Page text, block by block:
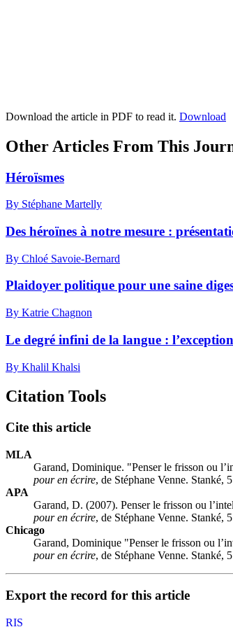
Download the article in PDF to read it. Download
Other Articles From This
Héroïsmes
By Stéphane Martelly
Des héroïnes à notre mesure :
By Chloé Savoie-Bernard
Plaidoyer politique pour une saine
By Katrie Chagnon
Le degré infini de la langue :
By Khalil Khalsi
Citation Tools
Cite this article
MLA
Garand, Dominique. "Penser le frisson ou
pour en écrire, de Stéphane Venne. Stanké,
APA
Garand, D. (2007). Penser le frisson ou
pour en écrire, de Stéphane Venne. Stanké,
Chicago
Garand, Dominique "Penser le frisson ou
pour en écrire, de Stéphane Venne. Stanké,
Export the record for this article
RIS